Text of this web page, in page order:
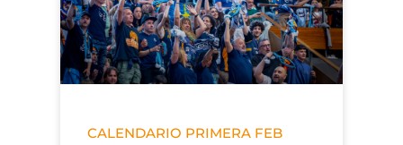
CALENDARIO PRIMERA FEB